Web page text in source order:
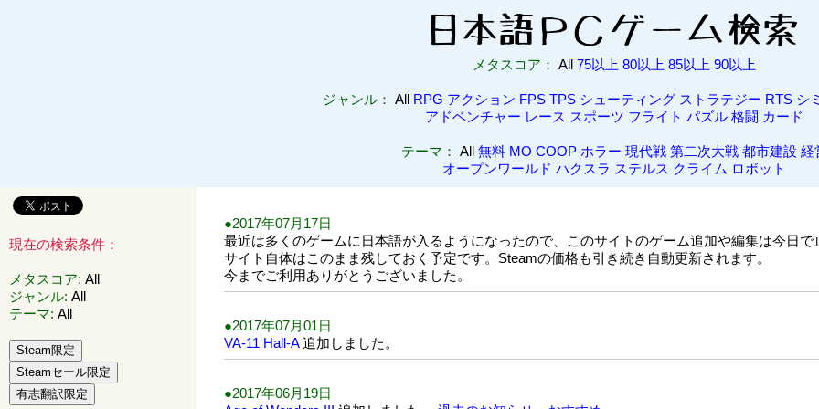
メタスコア： All 75以上 80以上 85以上 90以上
ジャンル： All RPG アクション FPS TPS シューティング ストラテジー RTS シ
アドベンチャー レース スポーツ フライト パズル 格闘 カード
テーマ： All 無料 MO COOP ホラー 現代戦 第二次大戦 都市建設 経
オープンワールド ハクスラ ステルス クライム ロボット
現在の検索条件：
メタスコア: All
ジャンル: All
テーマ: All
●2017年07月17日
最近は多くのゲームに日本語が入るようになったので、このサイトのゲーム追加や編集は今日で
サイト自体はこのまま残しておく予定です。Steamの価格も引き続き自動更新されます。
今までご利用ありがとうございました。
●2017年07月01日
VA-11 Hall-A追加しました。
●2017年06月19日